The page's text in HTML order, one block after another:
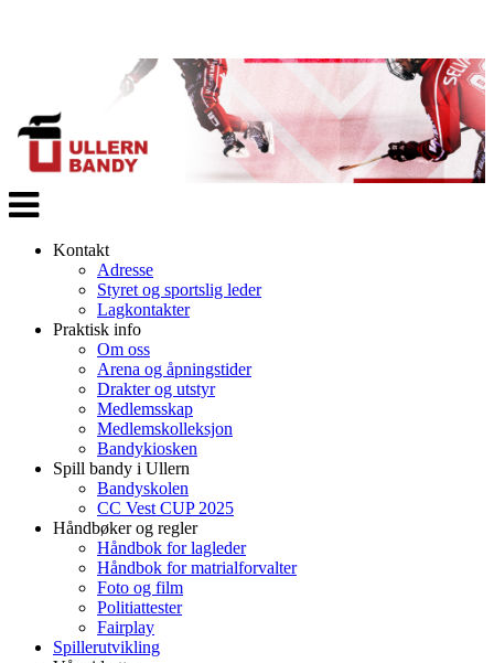
Veksle
navigasjon
Kontakt
Adresse
Styret og sportslig leder
Lagkontakter
Praktisk info
Om oss
Arena og åpningstider
Drakter og utstyr
Medlemsskap
Medlemskolleksjon
Bandykiosken
Spill bandy i Ullern
Bandyskolen
CC Vest CUP 2025
Håndbøker og regler
Håndbok for lagleder
Håndbok for matrialforvalter
Foto og film
Politiattester
Fairplay
Spillerutvikling